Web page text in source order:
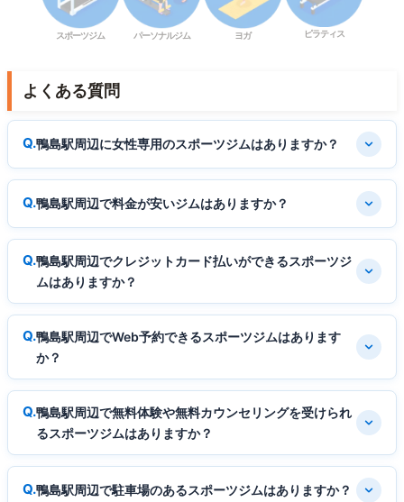
スポーツジム パーソナルジム ヨガ ピラティス
よくある質問
鴨島駅周辺に女性専用のスポーツジムはありますか？
鴨島駅周辺で料金が安いジムはありますか？
鴨島駅周辺でクレジットカード払いができるスポーツジ
ムはありますか？
鴨島駅周辺でWeb予約できるスポーツジムはあります
か？
鴨島駅周辺で無料体験や無料カウンセリングを受けられ
るスポーツジムはありますか？
鴨島駅周辺で駐車場のあるスポーツジムはありますか？